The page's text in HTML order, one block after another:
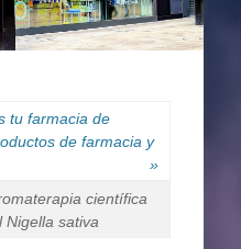
tu farmacia de
de farmacia y
»
científica
Nigella sativa